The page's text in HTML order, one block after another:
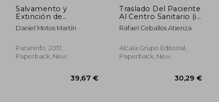
Salvamento y
Extinción de
Incendios en
Aeronaves (in
Daniel Motos Martín
Paraninfo, 2017,
Paperback, New
Traslado Del Paciente
Al Centro Sanitario (in
Spanish)
Rafael Ceballos Atienza
Alcala Grupo Editorial,
Paperback, New